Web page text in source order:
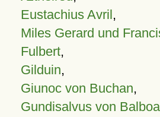
Eustachius Avril,
Miles Gerard und
Fulbert,
Gilduin,
Giunoc von Buchan,
Gundisalvus von Balboa